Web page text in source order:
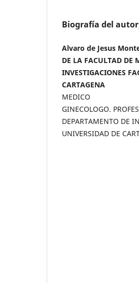
Biografía del
Alvaro de Jesus
DE LA FACULTAD DE
INVESTIGACIONES
CARTAGENA
MEDICO
GINECOLOGO.
DEPARTAMENTO DE
UNIVERSIDAD DE